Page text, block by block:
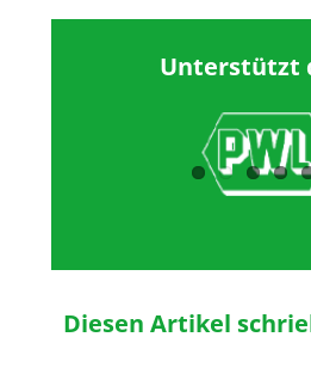
Unterstützt
Diesen Artikel